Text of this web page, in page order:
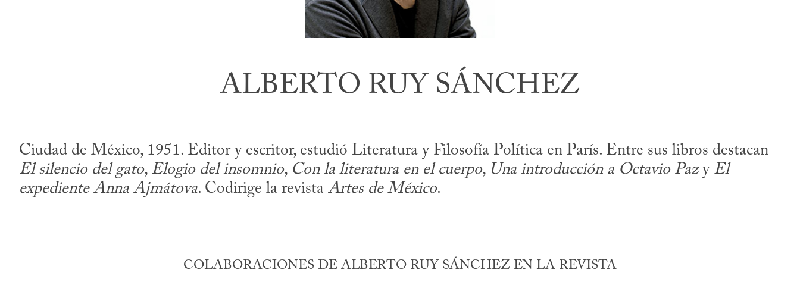
ALBERTO RUY SÁNCHEZ
Ciudad de México, 1951. Editor y escritor, estudió Literatura y Filosofía Política en París. Entre sus libros destacan
El silencio del gato, Elogio del insomnio, Con la literatura en el cuerpo, Una introducción a Octavio Pazy El
expediente Anna Ajmátova. Codirige la revista Artes de México.
COLABORACIONES DE ALBERTO RUY SÁNCHEZ EN LA REVISTA